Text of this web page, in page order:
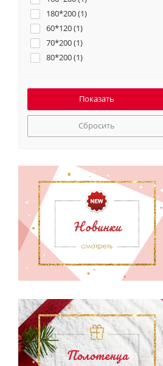
180*200 (1)
60*120 (1)
70*200 (1)
80*200 (1)
Сбросить